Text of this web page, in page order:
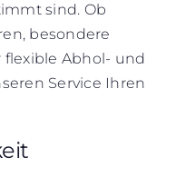
sind. Ob
besondere
Abhol- und
Service Ihren